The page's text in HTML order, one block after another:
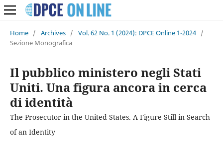
Home / Archives / Vol. 62 No. 1 (2024): DPCE Online 1-2024 /
Sezione Monografica
Il pubblico ministero negli Stati
Uniti. Una figura ancora in cerca
di identità
The Prosecutor in the United States. A Figure Still in Search
of an Identity